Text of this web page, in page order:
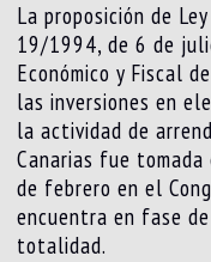
La proposición de
19/1994, de 6 de
Económico y Fiscal
las inversiones en
la actividad de
Canarias fue tomada
de febrero en el
encuentra en fase
totalidad.